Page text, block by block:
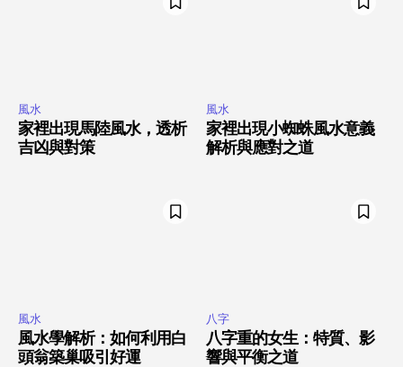
風水
家裡出現馬陸風水，透析
吉凶與對策
風水
家裡出現小蜘蛛風水意義
解析與應對之道
風水
風水學解析：如何利用白
頭翁築巢吸引好運
八字
八字重的女生：特質、影
響與平衡之道